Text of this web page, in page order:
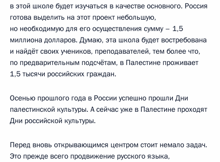
в этой школе будет изучаться в качестве основного. Россия
готова выделить на этот проект небольшую,
но необходимую для его осуществления сумму – 1,5
миллиона долларов. Думаю, эта школа будет востребована
и найдёт своих учеников, преподавателей, тем более что,
по предварительным подсчётам, в Палестине проживает
1,5 тысячи российских граждан.
Осенью прошлого года в России успешно прошли Дни
палестинской культуры. А сейчас уже в Палестине проходят
Дни российской культуры.
Перед вновь открывающимся центром стоит немало задач.
Это прежде всего продвижение русского языка,